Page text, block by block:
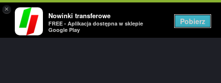
×
Nowinki transferowe
FREE - Aplikacja dostępna w sklepie
Google Play
Pobierz